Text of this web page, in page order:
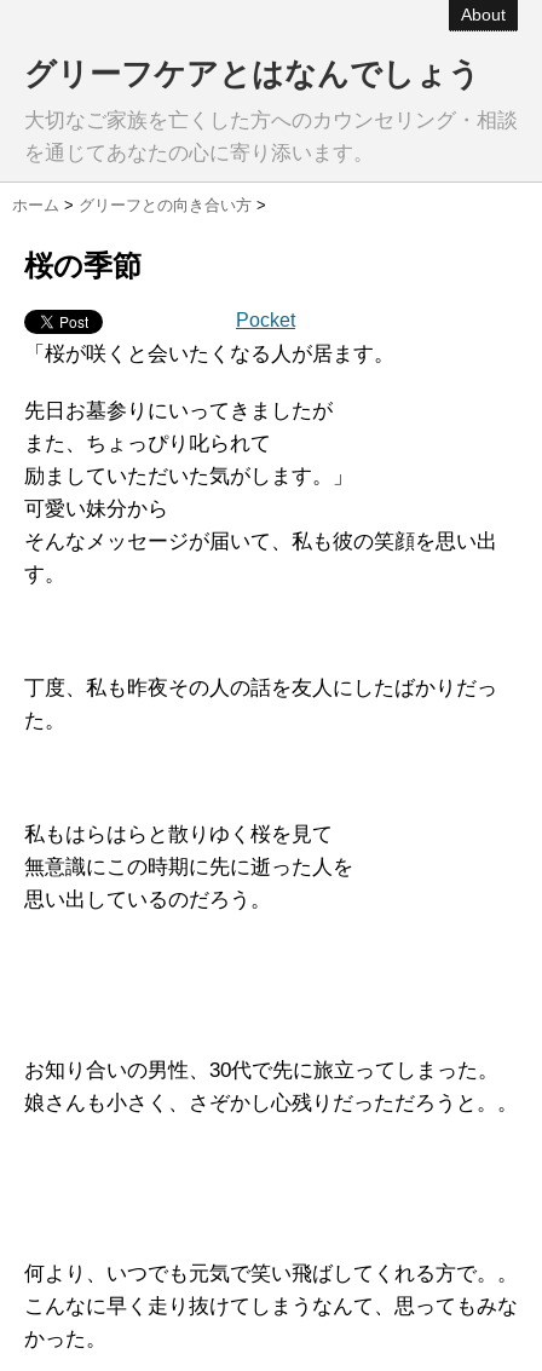
About
グリーフケアとはなんでしょう
大切なご家族を亡くした方へのカウンセリング・相談
を通じてあなたの心に寄り添います。
ホーム > グリーフとの向き合い方 >
桜の季節
Pocket
「桜が咲くと会いたくなる人が居ます。
先日お墓参りにいってきましたが
また、ちょっぴり叱られて
励ましていただいた気がします。」
可愛い妹分から
そんなメッセージが届いて、私も彼の笑顔を思い出
す。
丁度、私も昨夜その人の話を友人にしたばかりだっ
た。
私もはらはらと散りゆく桜を見て
無意識にこの時期に先に逝った人を
思い出しているのだろう。
お知り合いの男性、30代で先に旅立ってしまった。
娘さんも小さく、さぞかし心残りだっただろうと。。
何より、いつでも元気で笑い飛ばしてくれる方で。。
こんなに早く走り抜けてしまうなんて、思ってもみな
かった。